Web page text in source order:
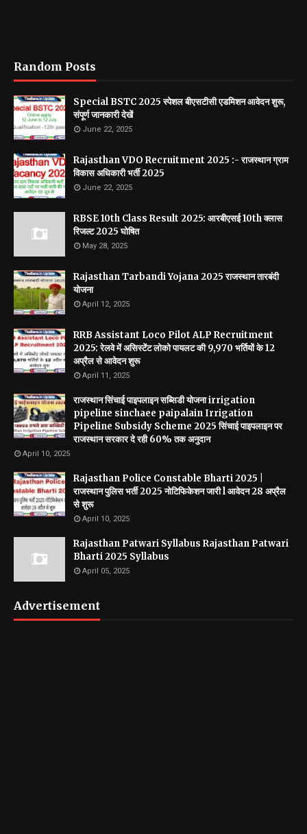
Random Posts
Special BSTC 2025 स्पेशल बीएसटीसी एडमिशन आवेदन शुरू,
संपूर्ण जानकारी देखें
June 22, 2025
Rajasthan VDO Recruitment 2025 :- राजस्थान ग्राम
विकास अधिकारी भर्ती 2025
June 22, 2025
RBSE 10th Class Result 2025: आरबीएसई 10th क्लास
रिजल्ट 2025 घोषित
May 28, 2025
Rajasthan Tarbandi Yojana 2025 राजस्थान तारबंदी
योजना
April 12, 2025
RRB Assistant Loco Pilot ALP Recruitment
2025: रेलवे में असिस्टेंट लोको पायलट की 9,970 भर्तियों के 12
अप्रैल से आवेदन शुरू
April 11, 2025
राजस्थान सिंचाई पाइपलाइन सब्सिडी योजना irrigation
pipeline sinchaee paipalain Irrigation
Pipeline Subsidy Scheme 2025 सिंचाई पाइपलाइन पर
राजस्थान सरकार दे रही 60% तक अनुदान
April 10, 2025
Rajasthan Police Constable Bharti 2025 |
राजस्थान पुलिस भर्ती 2025 नोटिफिकेशन जारी l आवेदन 28 अप्रैल
से शुरू
April 10, 2025
Rajasthan Patwari Syllabus Rajasthan Patwari
Bharti 2025 Syllabus
April 05, 2025
Advertisement